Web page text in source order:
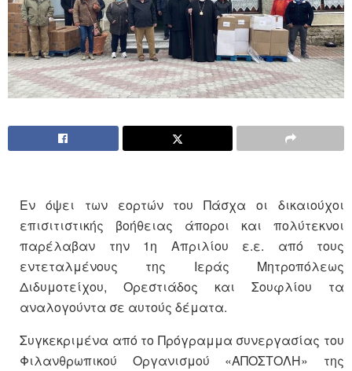
Εν όψει των εορτών του Πάσχα οι δικαιούχοι
επισιτιστικής βοήθειας άποροι και πολύτεκνοι
παρέλαβαν την 1η Απριλίου ε.ε. από τους
εντεταλμένους της Ιεράς Μητροπόλεως
Διδυμοτείχου, Ορεστιάδος και Σουφλίου τα
αναλογούντα σε αυτούς δέματα.
Συγκεκριμένα από το Πρόγραμμα συνεργασίας του
Φιλανθρωπικού Οργανισμού «ΑΠΟΣΤΟΛΗ» της